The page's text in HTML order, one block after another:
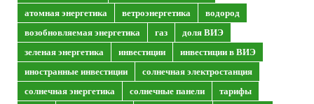
атомная энергетика
ветроэнергетика
водород
возобновляемая энергетика
газ
доля ВИЭ
зеленая энергетика
инвестиции
инвестиции в ВИЭ
иностранные инвестиции
солнечная электростанция
солнечная энергетика
солнечные панели
тарифы